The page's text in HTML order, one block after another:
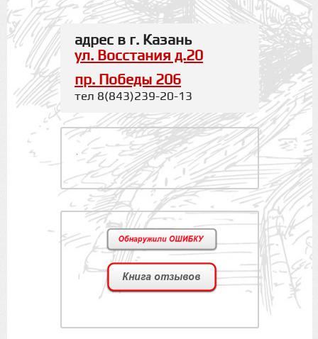
адрес в г. Казань
ул. Восстания д.20
пр. Победы 206
тел 8(843)239-20-13
.